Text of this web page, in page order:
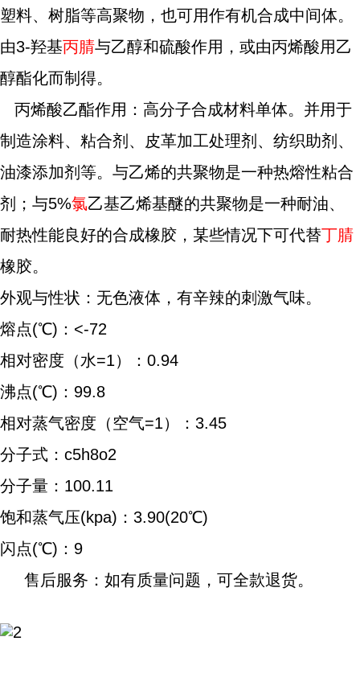
塑料、树脂等高聚物，也可用作有机合成中间体。
由3-羟基丙腈与乙醇和硫酸作用，或由丙烯酸用乙
醇酯化而制得。
丙烯酸乙酯作用：高分子合成材料单体。并用于
制造涂料、粘合剂、皮革加工处理剂、纺织助剂、
油漆添加剂等。与乙烯的共聚物是一种热熔性粘合
剂；与5%氯乙基乙烯基醚的共聚物是一种耐油、
耐热性能良好的合成橡胶，某些情况下可代替丁腈
橡胶。
外观与性状：无色液体，有辛辣的刺激气味。
熔点(℃)：<-72
相对密度（水=1）：0.94
沸点(℃)：99.8
相对蒸气密度（空气=1）：3.45
分子式：c5h8o2
分子量：100.11
饱和蒸气压(kpa)：3.90(20℃)
闪点(℃)：9
售后服务：如有质量问题，可全款退货。